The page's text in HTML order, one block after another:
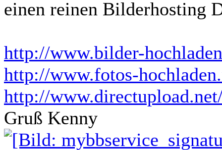
einen reinen Bilderhosting
http://www.bilder-
http://www.fotos-
http://
Gruß Kenny